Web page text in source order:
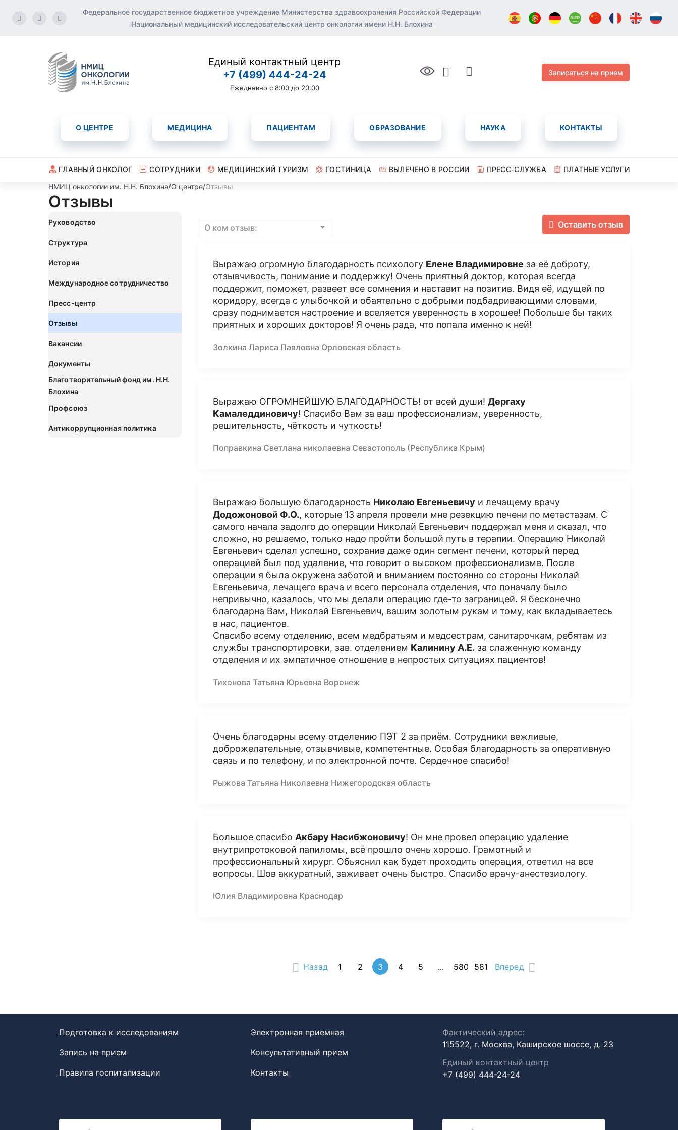
Федеральное государственное бюджетное учреждение Министерства здравоохранения Российской Федерации
Национальный медицинский исследовательский центр онкологии имени Н.Н. Блохина
Единый контактный центр
+7 (499) 444-24-24
Ежедневно с 8:00 до 20:00
Записаться на прием
О ЦЕНТРЕ МЕДИЦИНА ПАЦИЕНТАМ ОБРАЗОВАНИЕ НАУКА КОНТАКТЫ
ГЛАВНЫЙ ОНКОЛОГ СОТРУДНИКИ МЕДИЦИНСКИЙ ТУРИЗМ ГОСТИНИЦА ВЫЛЕЧЕНО В РОССИИ ПРЕСС-СЛУЖБА
ПЛАТНЫЕ УСЛУГИ
НМИЦ онкологии им. Н.Н. Блохина/О центре/Отзывы
Отзывы
Руководство
Структура
История
Международное сотрудничество
Пресс-центр
Отзывы
Вакансии
Документы
Благотворительный фонд им. Н.Н.
Блохина
Профсоюз
Антикоррупционная политика
Оставить отзыв
О ком отзыв:
Выражаю огромную благодарность психологу Елене Владимировне за её доброту,
отзывчивость, понимание и поддержку! Очень приятный доктор, которая всегда
поддержит, поможет, развеет все сомнения и наставит на позитив. Видя её, идущей по
коридору, всегда с улыбочкой и обаятельно с добрыми подбадривающими словами,
сразу поднимается настроение и вселяется уверенность в хорошее! Побольше бы таких
приятных и хороших докторов! Я очень рада, что попала именно к ней!
Золкина Лариса Павловна Орловская область
Выражаю ОГРОМНЕЙШУЮ БЛАГОДАРНОСТЬ! от всей души! Дергаху
Камаледдиновичу! Спасибо Вам за ваш профессионализм, уверенность,
решительность, чёткость и чуткость!
Поправкина Светлана николаевна Севастополь (Республика Крым)
Выражаю большую благодарность Николаю Евгеньевичу и лечащему врачу
Додожоновой Ф.О., которые 13 апреля провели мне резекцию печени по метастазам. С
самого начала задолго до операции Николай Евгеньевич поддержал меня и сказал, что
сложно, но решаемо, только надо пройти большой путь в терапии. Операцию Николай
Евгеньевич сделал успешно, сохранив даже один сегмент печени, который перед
операцией был под удаление, что говорит о высоком профессионализме. После
операции я была окружена заботой и вниманием постоянно со стороны Николай
Евгеньевича, лечащего врача и всего персонала отделения, что поначалу было
непривычно, казалось, что мы делали операцию где-то заграницей. Я бесконечно
благодарна Вам, Николай Евгеньевич, вашим золотым рукам и тому, как вкладываетесь
в нас, пациентов.
Спасибо всему отделению, всем медбратьям и медсестрам, санитарочкам, ребятам из
службы транспортировки, зав. отделением Калинину А.Е. за слаженную команду
отделения и их эмпатичное отношение в непростых ситуациях пациентов!
Тихонова Татьяна Юрьевна Воронеж
Очень благодарны всему отделению ПЭТ 2 за приём. Сотрудники вежливые,
доброжелательные, отзывчивые, компетентные. Особая благодарность за оперативную
связь и по телефону, и по электронной почте. Сердечное спасибо!
Рыжова Татьяна Николаевна Нижегородская область
Большое спасибо Акбару Насибжоновичу! Он мне провел операцию удаление
внутрипротоковой папиломы, всё прошло очень хорошо. Грамотный и
профессиональный хирург. Обьяснил как будет проходить операция, ответил на все
вопросы. Шов аккуратный, заживает очень быстро. Спасибо врачу-анестезиологу.
Юлия Владимировна Краснодар
Назад 1 2 3 4 5 ... 580 581 Вперед
Подготовка к исследованиям
Запись на прием
Правила госпитализации
Электронная приемная
Консультативный прием
Контакты
Фактический адрес:
115522, г. Москва, Каширское шоссе, д. 23
Единый контактный центр
+7 (499) 444-24-24